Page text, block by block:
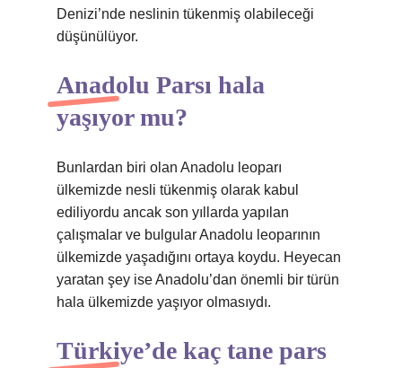
Denizi’nde neslinin tükenmiş olabileceği
düşünülüyor.
Anadolu Parsı hala
yaşıyor mu?
Bunlardan biri olan Anadolu leoparı
ülkemizde nesli tükenmiş olarak kabul
ediliyordu ancak son yıllarda yapılan
çalışmalar ve bulgular Anadolu leoparının
ülkemizde yaşadığını ortaya koydu. Heyecan
yaratan şey ise Anadolu’dan önemli bir türün
hala ülkemizde yaşıyor olmasıydı.
Türkiye’de kaç tane pars